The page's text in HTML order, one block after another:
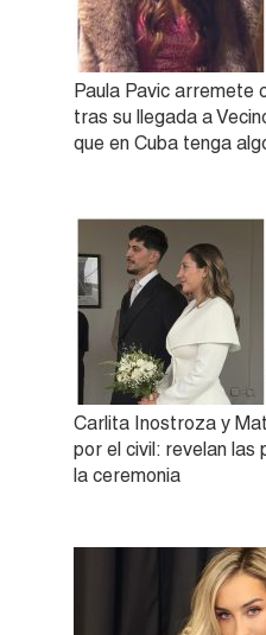
Paula Pavic arremete
tras su llegada a
que en Cuba tenga
Carlita Inostroza y
por el civil: revelan las
la ceremonia